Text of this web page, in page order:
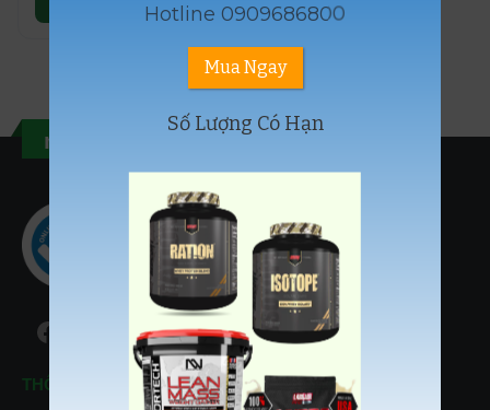
musclefuel.vn
FacebookInstagram
TikTokYouTube
THÔNG TIN HỖ TRỢ
Hotline 0909686800
Mua Ngay
Số Lượng Có Hạn